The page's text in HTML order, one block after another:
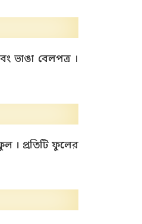
ভাঙা বেলপত্র ।
। প্রতিটি ফুলের